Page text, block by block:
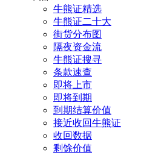
牛熊证精选
牛熊证二十大
街货分布图
隔夜资金流
牛熊证搜寻
条款速查
即将上市
即将到期
到期结算价值
接近收回牛熊证
收回数据
剩馀价值